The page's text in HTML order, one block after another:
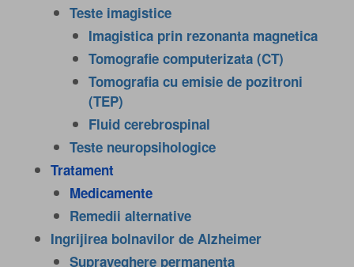
Teste imagistice
Imagistica prin rezonanta magnetica
Tomografie computerizata (CT)
Tomografia cu emisie de pozitroni
(TEP)
Fluid cerebrospinal
Teste neuropsihologice
Tratament
Medicamente
Remedii alternative
Ingrijirea bolnavilor de Alzheimer
Supraveghere permanenta